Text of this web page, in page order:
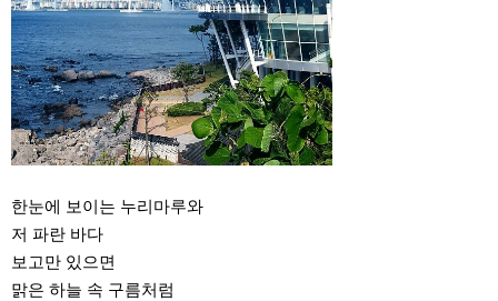
한눈에 보이는 누리마루와
저 파란 바다
보고만 있으면
맑은 하늘 속 구름처럼